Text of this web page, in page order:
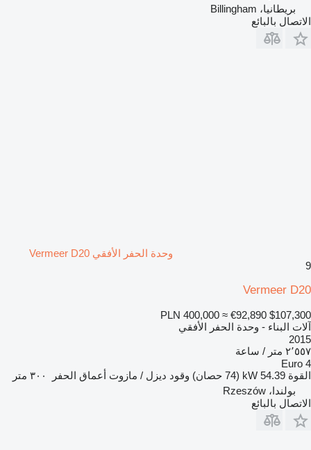
بريطانيا، Billingham
الاتصال بالبائع
وحدة الحفر الأفقي Vermeer D20
9
Vermeer D20
$107,300
PLN 400,000 ≈ €92,890
آلات البناء - وحدة الحفر الأفقي
2015
٢٬٥٥٧ متر / ساعة
Euro 4
القوة 54.39 kW (74 حصان) وقود ديزل / مازوت أعماق الحفر
٣٠٠ متر
بولندا، Rzeszów
الاتصال بالبائع